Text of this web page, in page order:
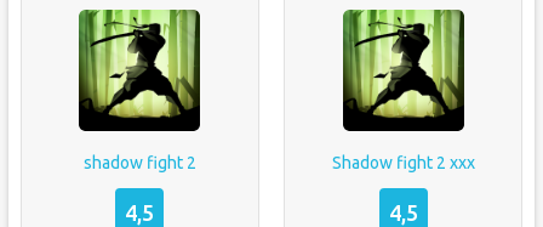
shadow fight 2
4,5
Shadow fight 2 xxx
4,5